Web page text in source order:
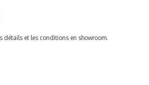
détails et les conditions en showroom.